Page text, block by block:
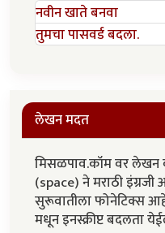
नवीन खाते बनवा
तुमचा पासवर्ड बदला.
लेखन मदत
मिसळपाव.कॉम वर लेखन
(space) ने मराठी
सुरूवातीला फोनेटिक्स
मधून इनस्क्रीप्ट बदलता